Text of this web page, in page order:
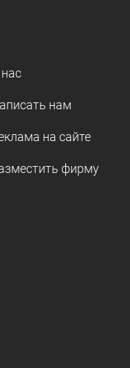
нам
на сайте
фирму